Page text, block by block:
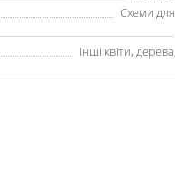
Схеми
Інші квіти,